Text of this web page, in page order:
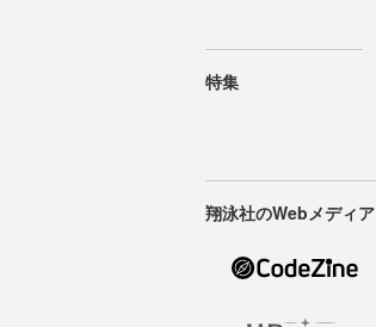
特集
翔泳社のWebメディア